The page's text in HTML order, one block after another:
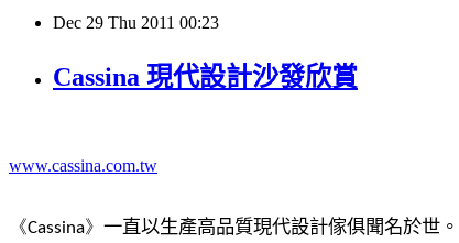
Dec 29 Thu 2011 00:23
Cassina 現代設計沙發欣賞
www.cassina.com.tw
《Cassina》 一直以生產高品質現代設計傢俱聞名於世。